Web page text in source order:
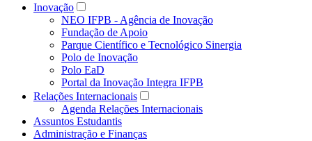
Inovação
NEO IFPB - Agência de Inovação
Fundação de Apoio
Parque Científico e Tecnológico Sinergia
Polo de Inovação
Polo EaD
Portal da Inovação Integra IFPB
Relações Internacionais
Agenda Relações Internacionais
Assuntos Estudantis
Administração e Finanças